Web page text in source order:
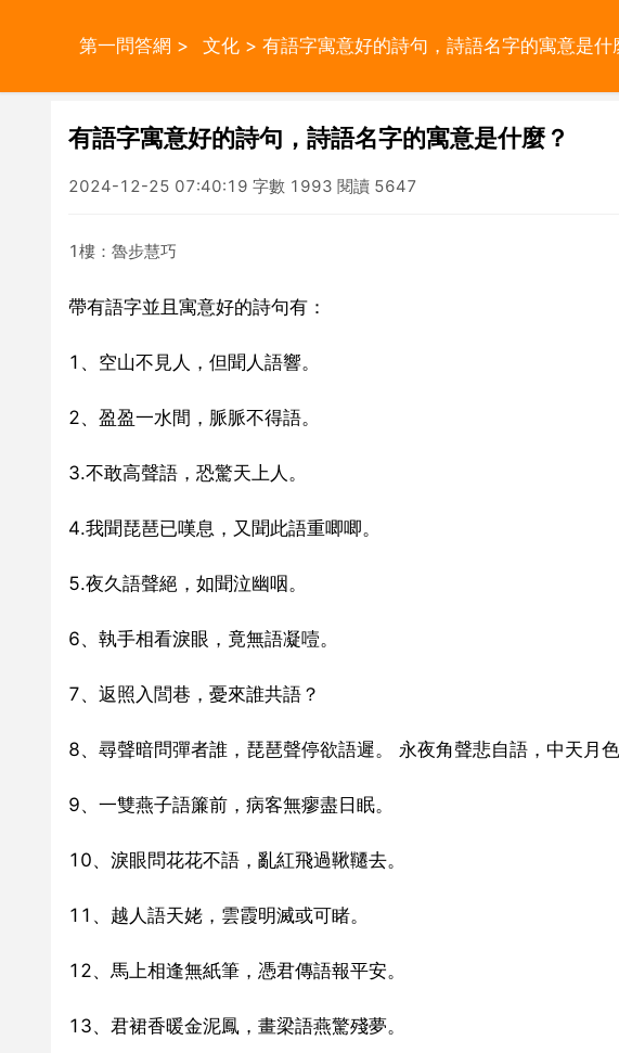
第一問答網 > 文化 > 有語字寓意好的詩句，詩語名字的寓意是什
有語字寓意好的詩句，詩語名字的寓意是什麼？
2024-12-25 07:40:19 字數 1993 閱讀 5647
1樓：魯步慧巧
帶有語字並且寓意好的詩句有：
1、空山不見人，但聞人語響。
2、盈盈一水間，脈脈不得語。
3.不敢高聲語，恐驚天上人。
4.我聞琵琶已嘆息，又聞此語重唧唧。
5.夜久語聲絕，如聞泣幽咽。
6、執手相看淚眼，竟無語凝噎。
7、返照入閭巷，憂來誰共語？
8、尋聲暗問彈者誰，琵琶聲停欲語遲。 永夜角聲悲自語，中天月
9、一雙燕子語簾前，病客無瘳盡日眠。
10、淚眼問花花不語，亂紅飛過鞦韆去。
11、越人語天姥，雲霞明滅或可睹。
12、馬上相逢無紙筆，憑君傳語報平安。
13、君裙香暖金泥鳳，畫梁語燕驚殘夢。